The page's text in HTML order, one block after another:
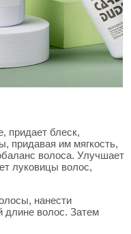
придает блеск,
придавая им мягкость,
волоса. Улучшает
луковицы волос,
нанести
длине волос. Затем